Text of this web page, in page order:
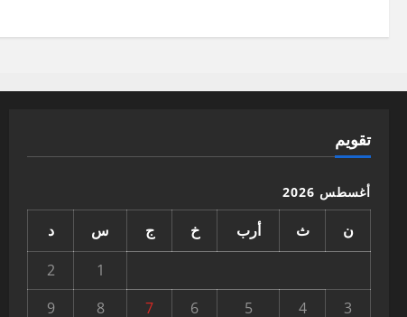
تقويم
أغسطس 2026
ن ث أرب خ ج س
د
1
2
3
4
5
6
7
8
9